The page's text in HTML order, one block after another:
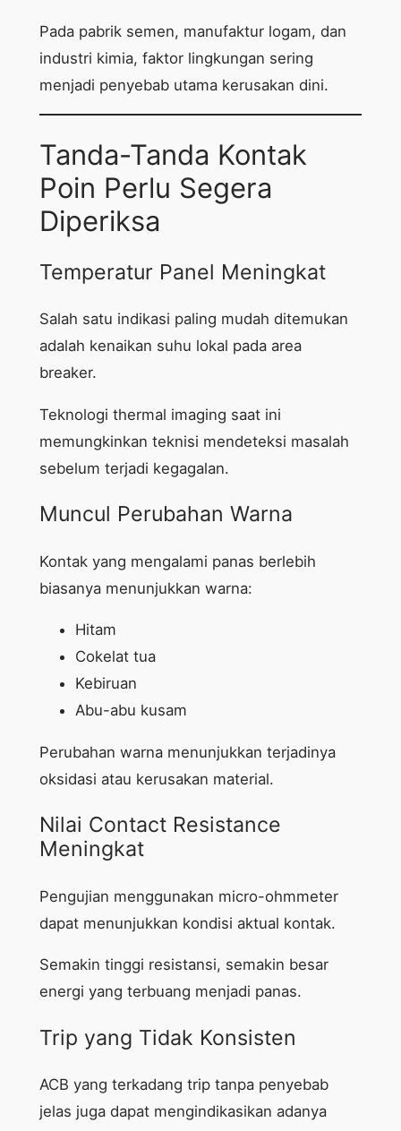
Pada pabrik semen, manufaktur logam, dan
industri kimia, faktor lingkungan sering
menjadi penyebab utama kerusakan dini.
Tanda-Tanda Kontak
Poin Perlu Segera
Diperiksa
Temperatur Panel Meningkat
Salah satu indikasi paling mudah ditemukan
adalah kenaikan suhu lokal pada area
breaker.
Teknologi thermal imaging saat ini
memungkinkan teknisi mendeteksi masalah
sebelum terjadi kegagalan.
Muncul Perubahan Warna
Kontak yang mengalami panas berlebih
biasanya menunjukkan warna:
Hitam
Cokelat tua
Kebiruan
Abu-abu kusam
Perubahan warna menunjukkan terjadinya
oksidasi atau kerusakan material.
Nilai Contact Resistance
Meningkat
Pengujian menggunakan micro-ohmmeter
dapat menunjukkan kondisi aktual kontak.
Semakin tinggi resistansi, semakin besar
energi yang terbuang menjadi panas.
Trip yang Tidak Konsisten
ACB yang terkadang trip tanpa penyebab
jelas juga dapat mengindikasikan adanya